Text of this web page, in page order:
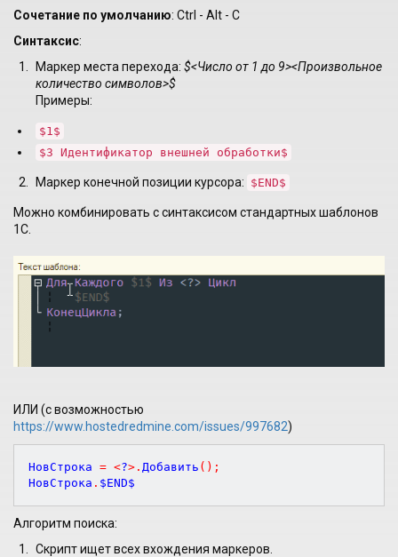
Сочетание по умолчанию: Ctrl - Alt - C
Синтаксис:
Маркер места перехода: $<Число от 1 до 9><Произвольное
количество символов>$
Примеры:
$1$
$3 Идентификатор внешней обработки$
Маркер конечной позиции курсора: $END$
Можно комбинировать с синтаксисом стандартных шаблонов
1С.
ИЛИ (с возможностью
https://www.hostedredmine.com/issues/997682)
НовСтрока = <?> . Добавить ( ) ;
НовСтрока .
Алгоритм поиска:
Скрипт ищет всех вхождения маркеров.